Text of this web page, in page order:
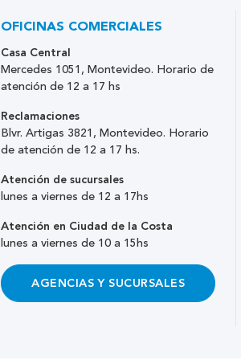
OFICINAS COMERCIALES
Casa Central
Mercedes 1051, Montevideo. Horario de
atención de 12 a 17 hs
Reclamaciones
Blvr. Artigas 3821, Montevideo. Horario
de atención de 12 a 17 hs.
Atención de sucursales
lunes a viernes de 12 a 17hs
Atención en Ciudad de la Costa
lunes a viernes de 10 a 15hs
AGENCIAS Y SUCURSALES